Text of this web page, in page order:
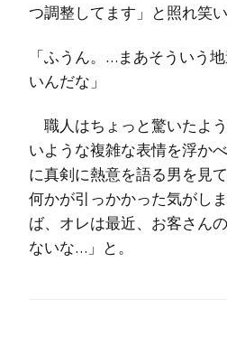
つ調整してます」と照れ笑い
「ふうん。…まあそういう
いんだな」
職人はちょっと驚いたよ
いような複雑な表情を浮か
に真剣に熱意を語る男を見
何かが引っかかった気がし
ば、オレは最近、お客さん
ないな…」と。